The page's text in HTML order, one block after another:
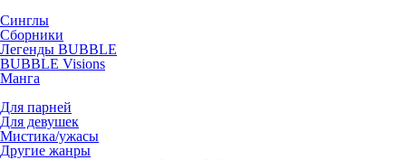
Синглы
Сборники
Легенды BUBBLE
BUBBLE Visions
Манга
Для парней
Для девушек
Мистика/ужасы
Другие жанры